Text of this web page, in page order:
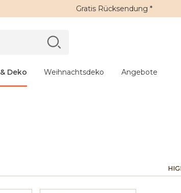
Gratis Rücksendung *
Deko Weihnachtsdeko Angebote